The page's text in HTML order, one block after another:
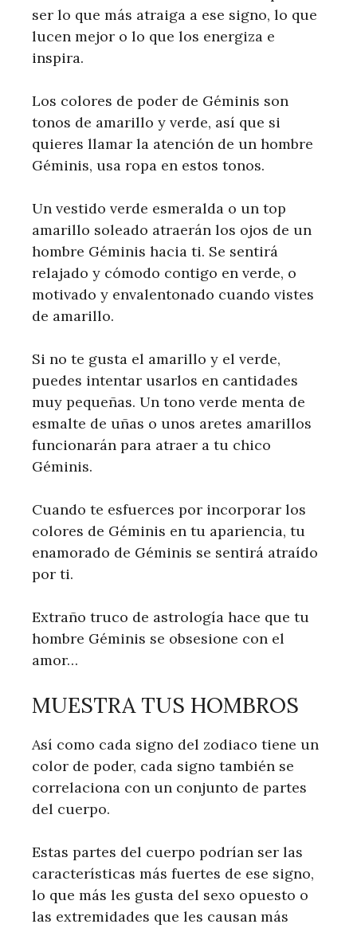
ser lo que más atraiga a ese signo, lo que
lucen mejor o lo que los energiza e
inspira.
Los colores de poder de Géminis son
tonos de amarillo y verde, así que si
quieres llamar la atención de un hombre
Géminis, usa ropa en estos tonos.
Un vestido verde esmeralda o un top
amarillo soleado atraerán los ojos de un
hombre Géminis hacia ti. Se sentirá
relajado y cómodo contigo en verde, o
motivado y envalentonado cuando vistes
de amarillo.
Si no te gusta el amarillo y el verde,
puedes intentar usarlos en cantidades
muy pequeñas. Un tono verde menta de
esmalte de uñas o unos aretes amarillos
funcionarán para atraer a tu chico
Géminis.
Cuando te esfuerces por incorporar los
colores de Géminis en tu apariencia, tu
enamorado de Géminis se sentirá atraído
por ti.
Extraño truco de astrología hace que tu
hombre Géminis se obsesione con el
amor…
MUESTRA TUS HOMBROS
Así como cada signo del zodiaco tiene un
color de poder, cada signo también se
correlaciona con un conjunto de partes
del cuerpo.
Estas partes del cuerpo podrían ser las
características más fuertes de ese signo,
lo que más les gusta del sexo opuesto o
las extremidades que les causan más